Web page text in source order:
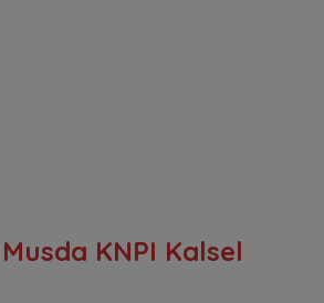
KNPI Kalsel